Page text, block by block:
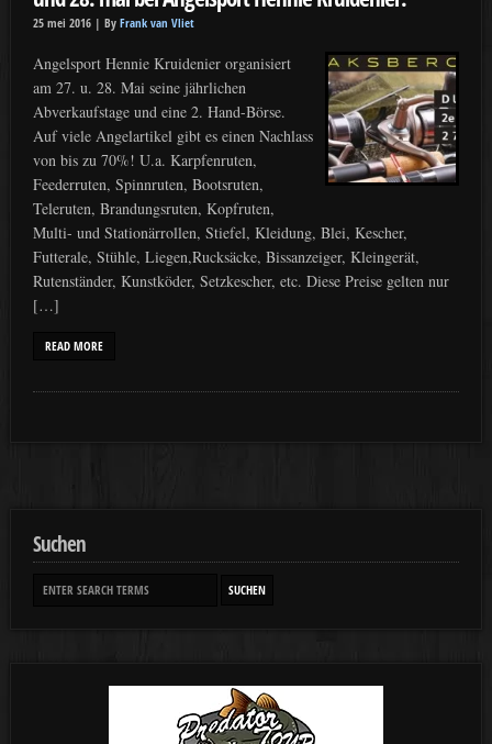
25 mei 2016 | By Frank van Vliet
Angelsport Hennie Kruidenier organisiert
am 27. u. 28. Mai seine jährlichen
Abverkaufstage und eine 2. Hand-Börse.
Auf viele Angelartikel gibt es einen Nachlass
von bis zu 70%! U.a. Karpfenruten,
Feederruten, Spinnruten, Bootsruten,
Teleruten, Brandungsruten, Kopfruten,
Multi- und Stationärrollen, Stiefel, Kleidung, Blei, Kescher,
Futterale, Stühle, Liegen,Rucksäcke, Bissanzeiger, Kleingerät,
Rutenständer, Kunstköder, Setzkescher, etc. Diese Preise gelten nur
[…]
READ MORE
Suchen